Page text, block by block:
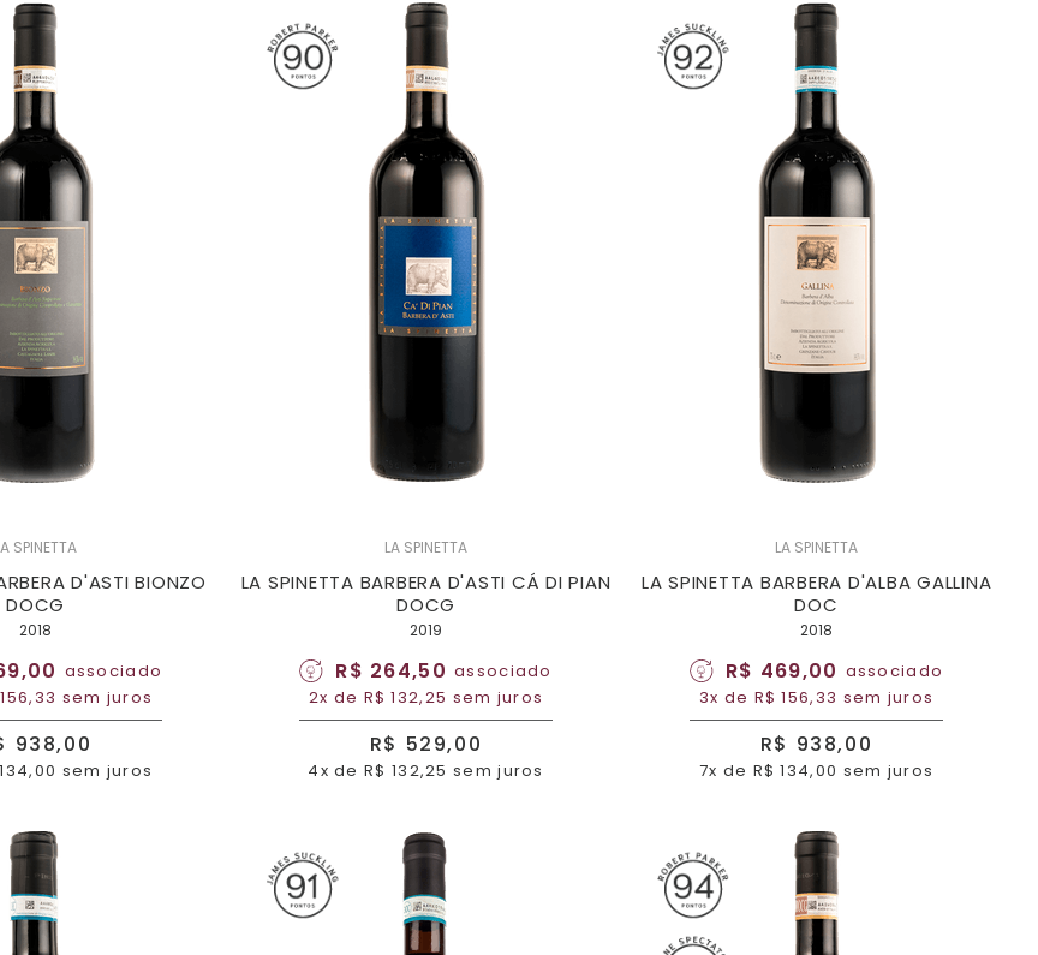
SPINETTA
D'ASTI BIONZO
DOCG
2018
associado
sem juros
938,00
sem juros
LA SPINETTA
LA SPINETTA BARBERA D'ASTI CÁ DI PIAN
DOCG
2019
R$ 264,50 associado
2x de R$ 132,25 sem juros
R$ 529,00
4x de R$ 132,25 sem juros
LA SPINETTA
LA SPINETTA BARBERA D'ALBA GALLINA
DOC
2018
R$ 469,00 associado
3x de R$ 156,33 sem juros
R$ 938,00
7x de R$ 134,00 sem juros